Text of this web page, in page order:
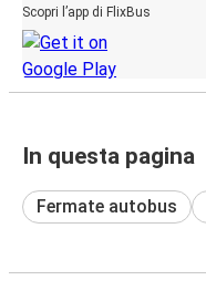
Scopri l’app di FlixBus
In questa pagina
Fermate autobus